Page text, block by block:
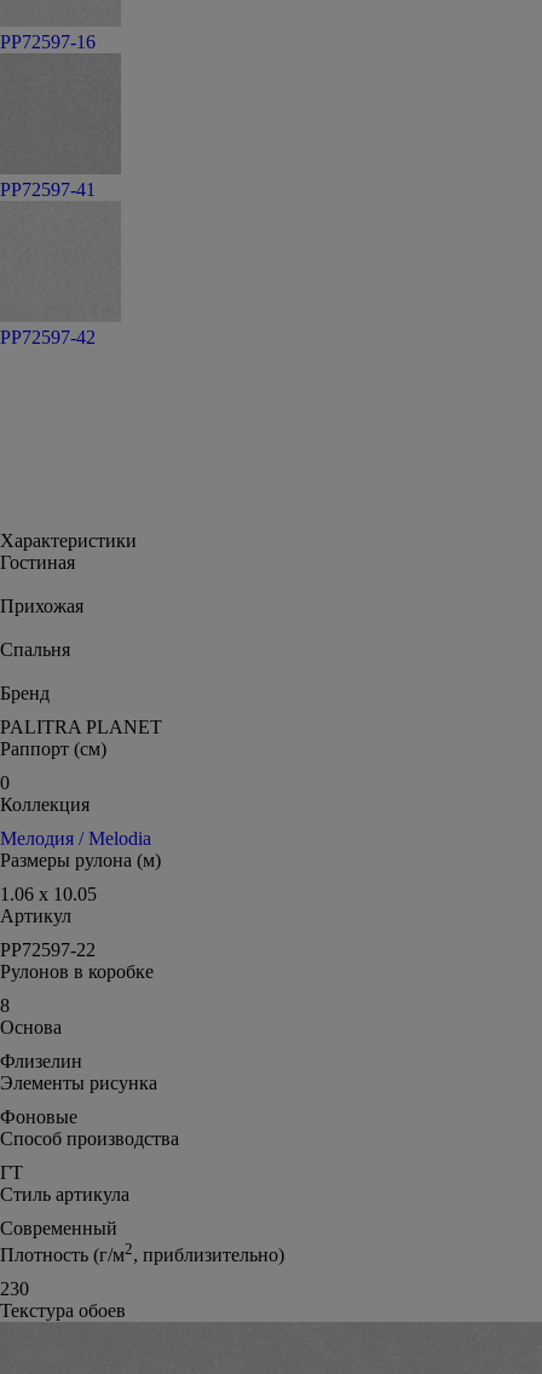
PP72597-16
PP72597-41
PP72597-42
Характеристики
Гостиная
Прихожая
Спальня
Бренд
PALITRA PLANET
Раппорт (см)
0
Коллекция
Мелодия / Melodia
Размеры рулона (м)
1.06 x 10.05
Артикул
PP72597-22
Рулонов в коробке
8
Основа
Флизелин
Элементы рисунка
Фоновые
Способ производства
ГТ
Стиль артикула
Современный
Плотность (г/м2, приблизительно)
230
Текстура обоев